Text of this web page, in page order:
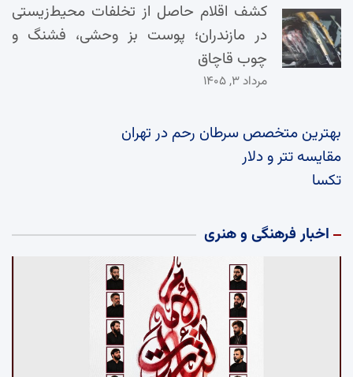
کشف اقلام حاصل از تخلفات محیط‌زیستی
در مازندران؛ پوست بز وحشی، فشنگ و
چوب قاچاق
مرداد ۳, ۱۴۰۵
بهترین متخصص سرطان رحم در تهران
مقایسه تتر و دلار
تکسا
اخبار فرهنگی و هنری